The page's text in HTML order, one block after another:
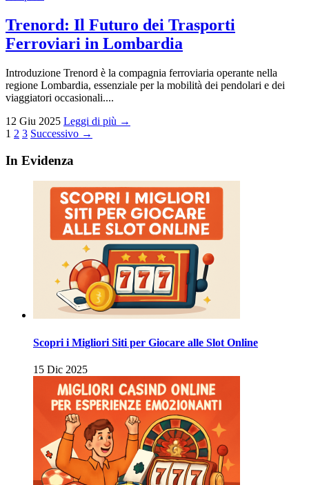
Trenord: Il Futuro dei Trasporti
Ferroviari in Lombardia
Introduzione Trenord è la compagnia ferroviaria operante nella
regione Lombardia, essenziale per la mobilità dei pendolari e dei
viaggiatori occasionali....
12 Giu 2025 Leggi di più →
Paginazione
degli
1 2 3 Successivo →
In Evidenza
Scopri i Migliori Siti per Giocare alle Slot Online
15 Dic 2025